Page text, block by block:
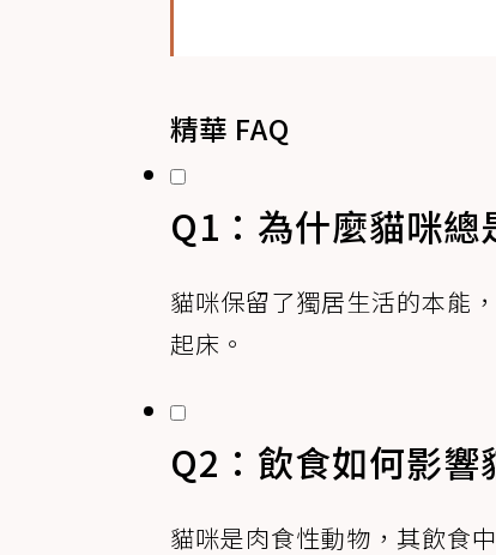
精華 FAQ
Q1：為什麼貓咪總
貓咪保留了獨居生活的本能
起床。
Q2：飲食如何影響
貓咪是肉食性動物，其飲食